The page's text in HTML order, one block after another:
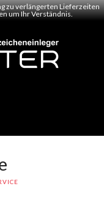
zu verlängerten Lieferzeiten
um Ihr Verständnis.